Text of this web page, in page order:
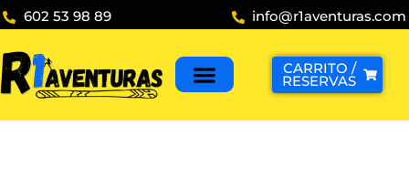
Ir
contenido
602 53 98 89 info@r1aventuras.com
CARRITO /
RESERVAS